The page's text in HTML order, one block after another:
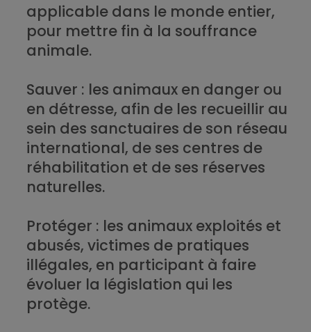
applicable dans le monde entier,
pour mettre fin à la souffrance
animale.
Sauver : les animaux en danger ou
en détresse, afin de les recueillir au
sein des sanctuaires de son réseau
international, de ses centres de
réhabilitation et de ses réserves
naturelles.
Protéger : les animaux exploités et
abusés, victimes de pratiques
illégales, en participant à faire
évoluer la législation qui les
protège.